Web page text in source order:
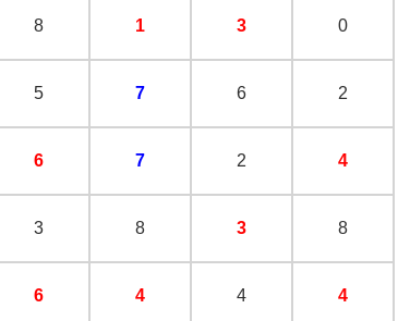
8 1 3 0
5 7 6 2
6 7 2 4
3 8 3 8
6 4 4 4